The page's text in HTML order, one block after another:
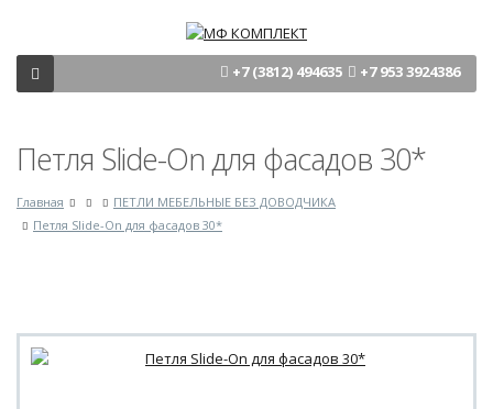
+7 (3812) 494635 +7 953 3924386
Петля Slide-On для фасадов 30*
Главная
ПЕТЛИ МЕБЕЛЬНЫЕ БЕЗ ДОВОДЧИКА
Петля Slide-On для фасадов 30*